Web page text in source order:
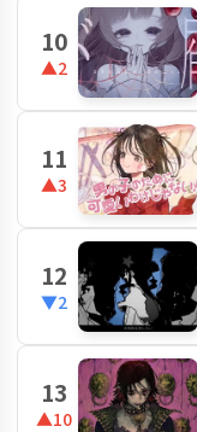
10
▲2
11
▲3
12
▼2
13
▲10